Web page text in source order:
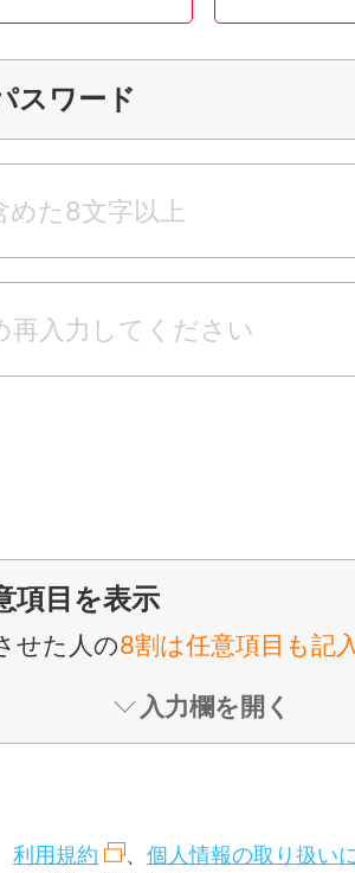
スワード
項目を表示
せた人の8割は任意項目も記
入力欄を開く
利用規約 、 個人情報の取り扱い